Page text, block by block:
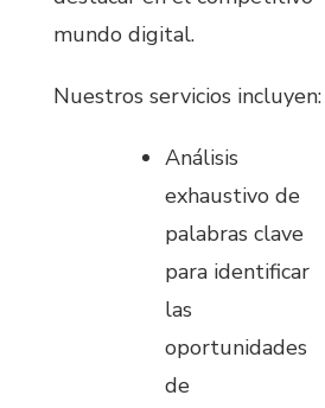
mundo digital.
Nuestros servicios incluyen:
Análisis
exhaustivo de
palabras clave
para identificar
las
oportunidades
de